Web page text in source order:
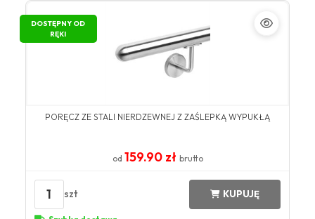
DOSTĘPNY OD
RĘKI
PORĘCZ ZE STALI NIERDZEWNEJ Z ZAŚLEPKĄ WYPUKŁĄ
od 159.90 zł brutto
1 szt KUPUJĘ